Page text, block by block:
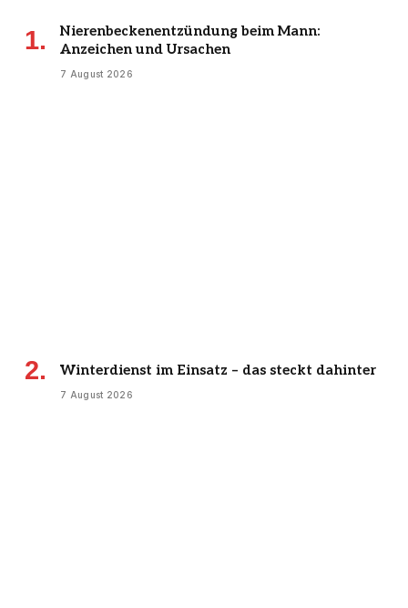
Nierenbeckenentzündung beim Mann:
Anzeichen und Ursachen
7 August 2026
Winterdienst im Einsatz – das steckt dahinter
7 August 2026